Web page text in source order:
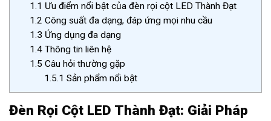
1.1 Ưu điểm nổi bật của đèn rọi cột LED Thành Đạt
1.2 Công suất đa dạng, đáp ứng mọi nhu cầu
1.3 Ứng dụng đa dạng
1.4 Thông tin liên hệ
1.5 Câu hỏi thường gặp
1.5.1 Sản phẩm nổi bật
Đèn Rọi Cột LED Thành Đạt: Giải Pháp